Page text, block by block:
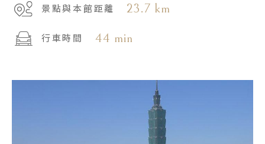
景點與本館距離 23.7 km
行車時間 44 min